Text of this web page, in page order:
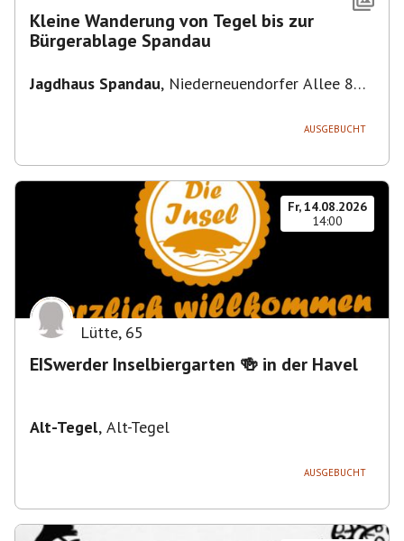
Kleine Wanderung von Tegel bis zur
Bürgerablage Spandau
Jagdhaus Spandau, Niederneuendorfer Allee 80,
AUSGEBUCHT
Fr, 14.08.2026
14:00
Lütte, 65
EISwerder Inselbiergarten 🍻 in der Havel
Alt-Tegel, Alt-Tegel
AUSGEBUCHT